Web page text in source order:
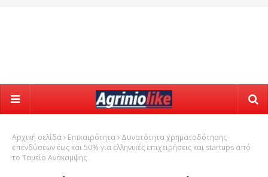
Αρχική σελίδα Επικαιρότητα
Δυνατότητα χρηματοδότησης
επενδύσεων έως και 50% για ελληνικές επιχειρήσεις και startups από
το Ταμείο Ανάκαμψης